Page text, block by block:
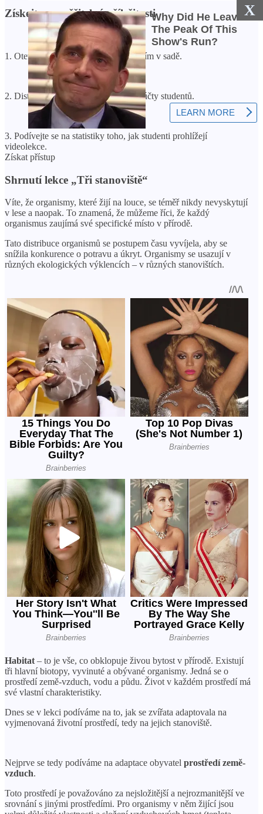
X
Získejte neuvěřitelné příležitosti
1. Otevřete přístup ke všem videolekcím v sadě.
2. Distribuujte video lekce na osobní účty studentů.
3. Podívejte se na statistiky toho, jak studenti prohlížejí
videolekce.
Získat přístup
Shrnutí lekce „Tři stanoviště“
Víte, že organismy, které žijí na louce, se téměř nikdy nevyskytují
v lese a naopak. To znamená, že můžeme říci, že každý
organismus zaujímá své specifické místo v přírodě.
Tato distribuce organismů se postupem času vyvíjela, aby se
snížila konkurence o potravu a úkryt. Organismy se usazují v
různých ekologických výklencích – v různých stanovištích.
Habitat – to je vše, co obklopuje živou bytost v přírodě. Existují
tři hlavní biotopy, vyvinuté a obývané organismy. Jedná se o
prostředí země-vzduch, vodu a půdu. Život v každém prostředí má
své vlastní charakteristiky.
Dnes se v lekci podíváme na to, jak se zvířata adaptovala na
vyjmenovaná životní prostředí, tedy na jejich stanoviště.
Nejprve se tedy podíváme na adaptace obyvatel prostředí země-
vzduch.
Toto prostředí je považováno za nejsložitější a nejrozmanitější ve
srovnání s jinými prostředími. Pro organismy v něm žijící jsou